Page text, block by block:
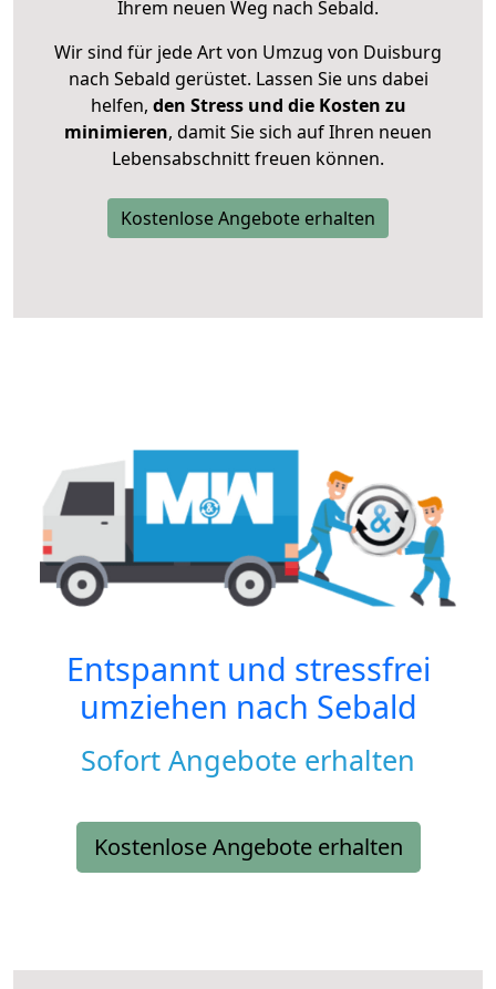
Ihrem neuen Weg nach Sebald.
Wir sind für jede Art von Umzug von Duisburg
nach Sebald gerüstet. Lassen Sie uns dabei
helfen, den Stress und die Kosten zu
minimieren, damit Sie sich auf Ihren neuen
Lebensabschnitt freuen können.
Kostenlose Angebote erhalten
Entspannt und stressfrei
umziehen nach Sebald
Sofort Angebote erhalten
Kostenlose Angebote erhalten